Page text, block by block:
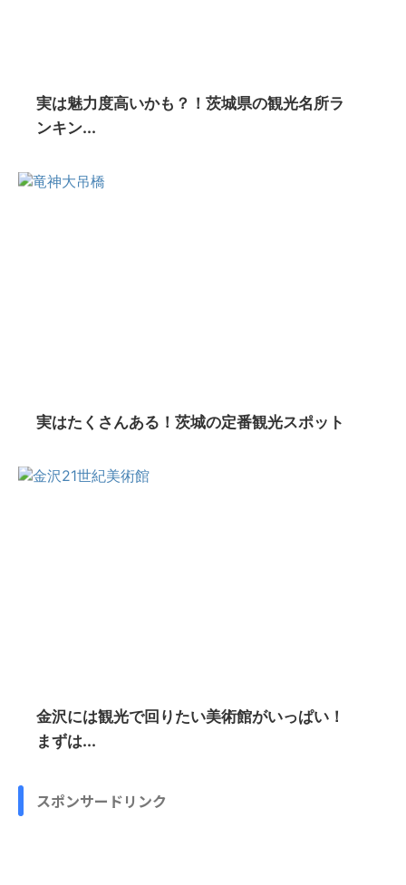
実は魅力度高いかも？！茨城県の観光名所ラ
ンキン...
実はたくさんある！茨城の定番観光スポット
金沢には観光で回りたい美術館がいっぱい！
まずは...
スポンサードリンク